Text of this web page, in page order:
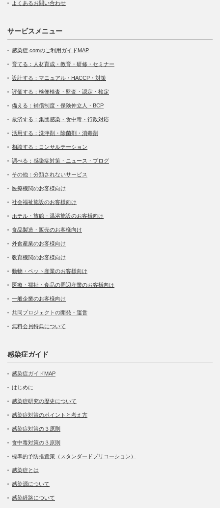
よくあるお問い合わせ
サービスメニュー
感染症.comのご利用ガイドMAP
育てる：人材育成・教育・研修・セミナー
設計する：マニュアル・HACCP・対策
評価する：検便検査・監査・認定・検定
備える：補償制度・保険仲立人・BCP
救済する：集団感染・食中毒・行政対応
活用する：洗浄剤・除菌剤・消毒剤
相談する：コンサルテーション
調べる：感染症対策・ニュース・ブログ
その他：分類されないサービス
医療機関のお客様向け
社会福祉施設のお客様向け
ホテル・旅館・温浴施設のお客様向け
食品製造・販売のお客様向け
外食産業のお客様向け
教育機関のお客様向け
動物・ペット産業のお客様向け
医療・福祉・食品の周辺産業のお客様向け
一般企業のお客様向け
共同プロジェクトの開発・運営
無料会員特典について
感染症ガイド
感染症ガイドMAP
はじめに
感染症研究の歴史について
感染症対策のポイントと考え方
感染症対策の３原則
食中毒対策の３原則
標準的予防措置策（スタンダードプリコーション）
感染症とは
感染源について
感染経路について